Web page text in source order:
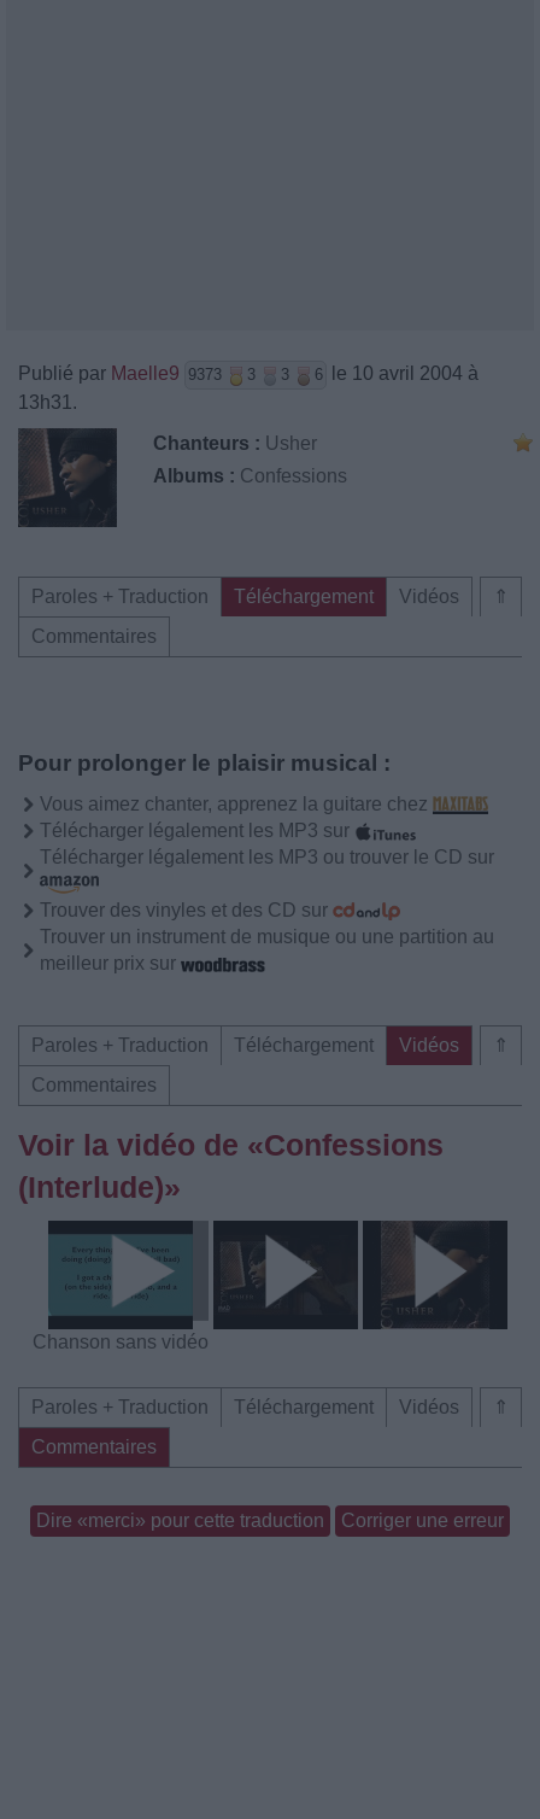
Publié par Maelle9 9373 3 3 6
le 10 avril 2004 à
13h31.
Chanteurs : Usher
Albums : Confessions
⇑
Paroles + Traduction Téléchargement
Vidéos
Commentaires
Pour prolonger le plaisir musical :
Vous aimez chanter, apprenez la guitare chez
Télécharger légalement les MP3 sur
Télécharger légalement les MP3 ou trouver le CD sur
Trouver des vinyles et des CD sur
Trouver un instrument de musique ou une partition au
meilleur prix sur
⇑
Paroles + Traduction Téléchargement
Vidéos
Commentaires
Voir la vidéo de «Confessions
(Interlude)»
Chanson sans vidéo
⇑
Paroles + Traduction Téléchargement
Vidéos
Commentaires
Dire «merci» pour cette traduction Corriger une erreur